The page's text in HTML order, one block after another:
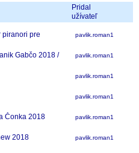
Pridal
užívateľ
piranori pre
pavlik.roman1
Gabčo 2018 /
pavlik.roman1
pavlik.roman1
pavlik.roman1
Čonka 2018 pavlik.roman1
2018 pavlik.roman1